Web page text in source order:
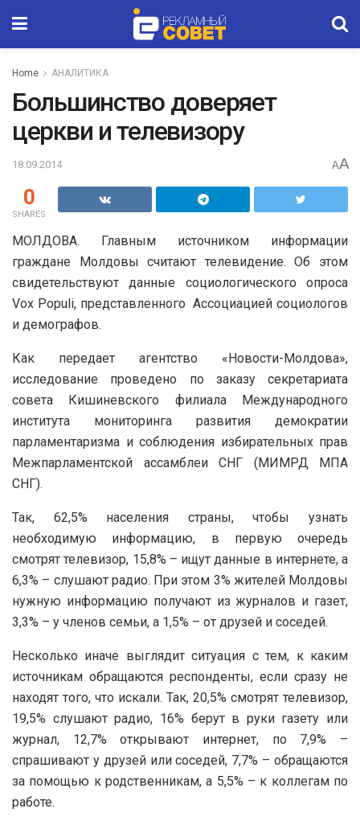
Home АНАЛИТИКА
Большинство доверяет
церкви и телевизору
18.09.2014 AA
0
SHARES
МОЛДОВА. Главным источником информации
граждане Молдовы считают телевидение. Об этом
свидетельствуют данные социологического опроса
Voх Populi, представленного Ассоциацией социологов
и демографов.
Как передает агентство «Новости-Молдова»,
исследование проведено по заказу секретариата
совета Кишиневского филиала Международного
института мониторинга развития демократии
парламентаризма и соблюдения избирательных прав
Межпарламентской ассамблеи СНГ (МИМРД МПА
СНГ).
Так, 62,5% населения страны, чтобы узнать
необходимую информацию, в первую очередь
смотрят телевизор, 15,8% – ищут данные в интернете, а
6,3% – слушают радио. При этом 3% жителей Молдовы
нужную информацию получают из журналов и газет,
3,3% – у членов семьи, а 1,5% – от друзей и соседей.
Несколько иначе выглядит ситуация с тем, к каким
источникам обращаются респонденты, если сразу не
находят того, что искали. Так, 20,5% смотрят телевизор,
19,5% слушают радио, 16% берут в руки газету или
журнал, 12,7% открывают интернет, по 7,9% –
спрашивают у друзей или соседей, 7,7% – обращаются
за помощью к родственникам, а 5,5% – к коллегам по
работе.